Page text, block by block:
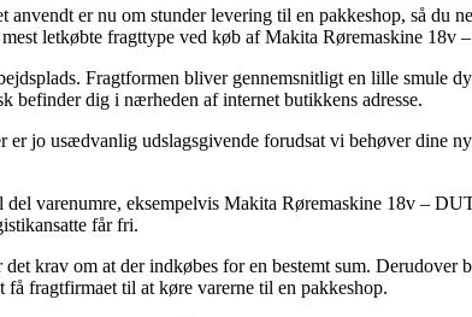
er nu om stunder levering til en pakkeshop, så du
letkøbte fragttype ved køb af Makita Røremaskine 18v
Fragtformen bliver gennemsnitligt en lille smule
befinder dig i nærheden af internet butikkens adresse.
usædvanlig udslagsgivende forudsat vi behøver dine
varenumre, eksempelvis Makita Røremaskine 18v –
får fri.
krav om at der indkøbes for en bestemt sum.
fragtfirmaet til at køre varerne til en pakkeshop.